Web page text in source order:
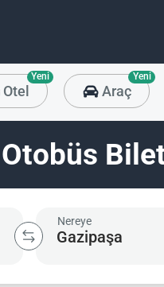
Otel
Yeni
Araç
Yeni
Nereye